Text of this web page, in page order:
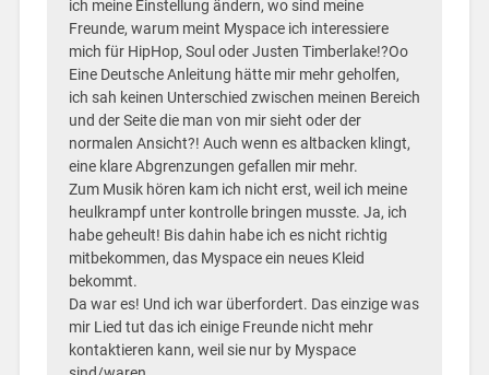
ich meine Einstellung ändern, wo sind meine
Freunde, warum meint Myspace ich interessiere
mich für HipHop, Soul oder Justen Timberlake!?Oo
Eine Deutsche Anleitung hätte mir mehr geholfen,
ich sah keinen Unterschied zwischen meinen Bereich
und der Seite die man von mir sieht oder der
normalen Ansicht?! Auch wenn es altbacken klingt,
eine klare Abgrenzungen gefallen mir mehr.
Zum Musik hören kam ich nicht erst, weil ich meine
heulkrampf unter kontrolle bringen musste. Ja, ich
habe geheult! Bis dahin habe ich es nicht richtig
mitbekommen, das Myspace ein neues Kleid
bekommt.
Da war es! Und ich war überfordert. Das einzige was
mir Lied tut das ich einige Freunde nicht mehr
kontaktieren kann, weil sie nur by Myspace